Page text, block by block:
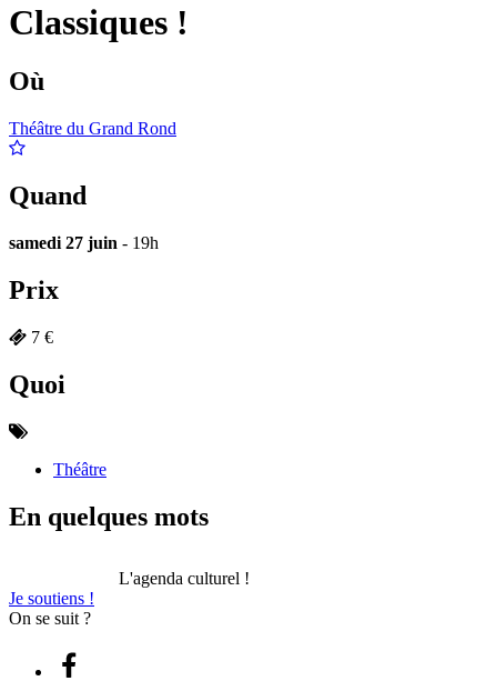
Classiques !
Où
Théâtre du Grand Rond
Quand
samedi 27 juin - 19h
Prix
7 €
Quoi
Théâtre
En quelques mots
L'agenda culturel !
Je soutiens !
On se suit ?